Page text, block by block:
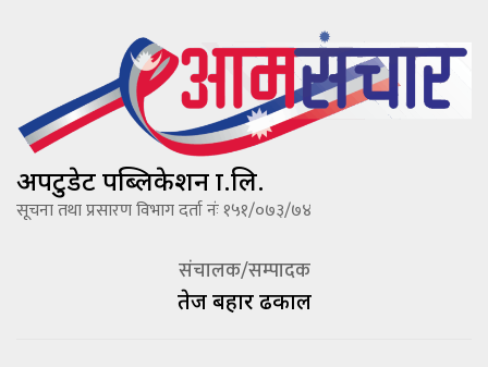
अपटुडेट पब्लिकेशन प्रा.लि.
सूचना तथा प्रसारण विभाग दर्ता नंः १५१/०७३/७४
संचालक/सम्पादक
तेज बहादूर ढकाल